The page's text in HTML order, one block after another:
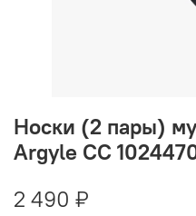
Носки (2 пары)
Argyle CC
2 490 ₽